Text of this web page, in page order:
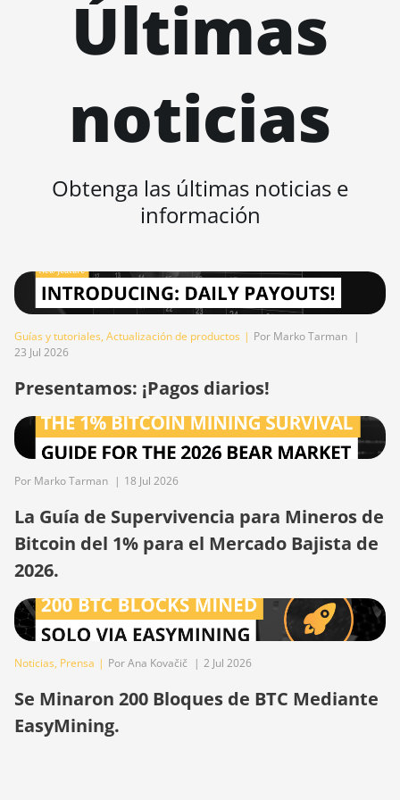
BITMAIN AntMiner T17e
BITMAIN AntMiner T9+
BITMAIN AntMiner Z11e
BITMAIN AntMiner Z11j
BITMAIN AntMiner Z15 Pro
BITMAIN AntMiner Z15j
BITMAIN Antminer S19
Hyd (255Th)
BITMAIN Antminer S19j
(100TH)
BITMAIN Antminer S19j
(90Th)
BITMAIN Antminer S19j XP
(151TH)
BITMAIN Antminer S19k
BITMAIN Antminer S23
(580Th)
Últimas
noticias
Obtenga las últimas noticias e
información
Guías y tutoriales, Actualización de productos | Por Marko Tarman |
23 Jul 2026
Presentamos: ¡Pagos diarios!
Por Marko Tarman | 18 Jul 2026
La Guía de Supervivencia para Mineros de
Bitcoin del 1% para el Mercado Bajista de
2026.
Noticias, Prensa | Por Ana Kovačič | 2 Jul 2026
Se Minaron 200 Bloques de BTC Mediante
EasyMining.